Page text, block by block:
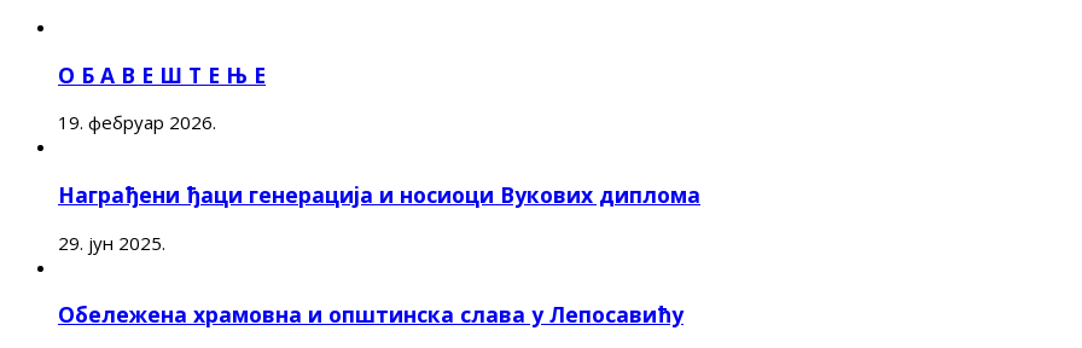
О Б А В Е Ш Т Е Њ Е
19. фебруар 2026.
Награђени ђаци генерација и носиоци Вукових диплома
29. јун 2025.
Обележена храмовна и општинска слава у Лепосавићу